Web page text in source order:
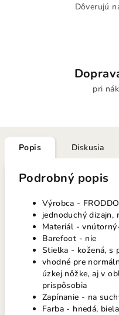
Dôverujú
pri
Popis Diskusia
Podrobný popis
Výrobca - FRODDO
jednoduchý dizajn,
Materiál -
Barefoot - nie
Stielka - kožená, s
vhodné pre
úzkej nôžke, aj v
prispôsobia
Zapínanie - na
Farba - hnedá, biela